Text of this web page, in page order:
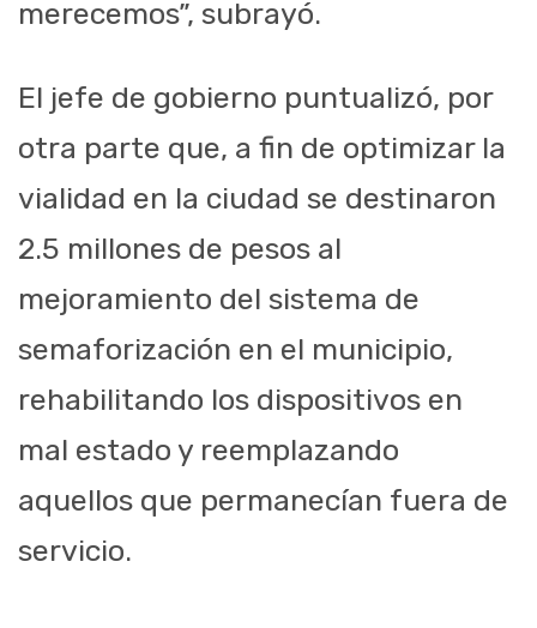
merecemos”, subrayó.
El jefe de gobierno puntualizó, por
otra parte que, a fin de optimizar la
vialidad en la ciudad se destinaron
2.5 millones de pesos al
mejoramiento del sistema de
semaforización en el municipio,
rehabilitando los dispositivos en
mal estado y reemplazando
aquellos que permanecían fuera de
servicio.